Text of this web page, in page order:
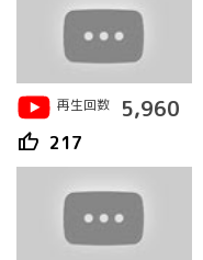
再生回数 5,960
thumb_up 217